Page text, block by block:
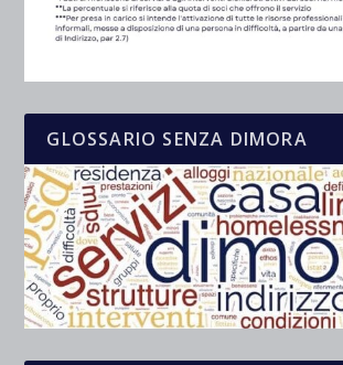
GLOSSARIO SENZA DIMORA